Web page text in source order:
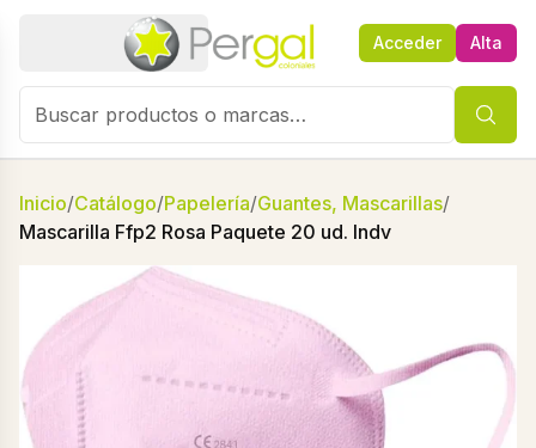
Acceder Alta
Inicio/Catálogo/Papelería/Guantes, Mascarillas/
Mascarilla Ffp2 Rosa Paquete 20 ud. Indv